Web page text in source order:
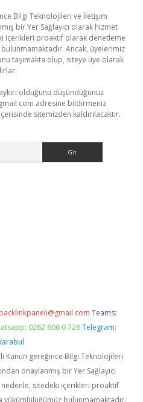
Bilgi Teknolojileri ve İletişim
bir Yer Sağlayıcı olarak hizmet
içerikleri proaktif olarak denetleme
Ancak, üyelerimiz
taşımakta olup, siteye üye olarak
olduğunu düşündüğünüz
adresine bildirmeniz
sitemizden kaldırılacaktır.
backlinkpaneli@gmail.com Teams:
0262 606 0 726 Telegram:
Kanun gereğince Bilgi Teknolojileri
onaylanmış bir Yer Sağlayıcı
sitedeki içerikleri proaktif
bulunmamaktadır.